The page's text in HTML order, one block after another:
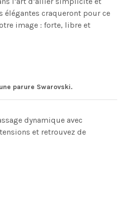
élégantes craqueront pour ce
image : forte, libre et
parure Swarovski.
dynamique avec
et retrouvez de